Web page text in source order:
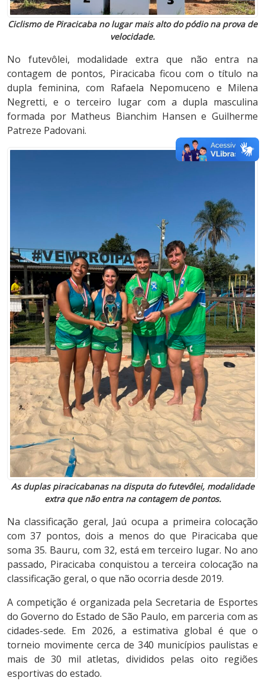
Ciclismo de Piracicaba no lugar mais alto do pódio na prova de
velocidade.
No futevôlei, modalidade extra que não entra na
contagem de pontos, Piracicaba ficou com o título na
dupla feminina, com Rafaela Nepomuceno e Milena
Negretti, e o terceiro lugar com a dupla masculina
formada por Matheus Bianchim Hansen e Guilherme
Patreze Padovani.
As duplas piracicabanas na disputa do futevôlei, modalidade
extra que não entra na contagem de pontos.
Na classificação geral, Jaú ocupa a primeira colocação
com 37 pontos, dois a menos do que Piracicaba que
soma 35. Bauru, com 32, está em terceiro lugar. No ano
passado, Piracicaba conquistou a terceira colocação na
classificação geral, o que não ocorria desde 2019.
A competição é organizada pela Secretaria de Esportes
do Governo do Estado de São Paulo, em parceria com as
cidades-sede. Em 2026, a estimativa global é que o
torneio movimente cerca de 340 municípios paulistas e
mais de 30 mil atletas, divididos pelas oito regiões
esportivas do estado.